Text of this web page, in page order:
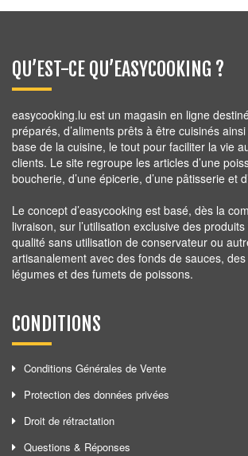
QU’EST-CE QU’EASYCOOKING ?
easycooking.lu est un magasin en ligne
préparés, d’aliments prêts à être cuisinés
base de la cuisine, le tout pour faciliter la vie
clients. Le site regroupe les articles d’une
boucherie, d’une épicerie, d’une pâtisserie et
Le concept d’easycooking est basé, dès la
livraison, sur l’utilisation exclusive des
qualité sans utilisation de conservateur ou
artisanalement avec des fonds de sauces,
légumes et des fumets de poissons.
CONDITIONS
Conditions Générales de Vente
Protection des données privées
Droit de rétractation
Questions & Réponses